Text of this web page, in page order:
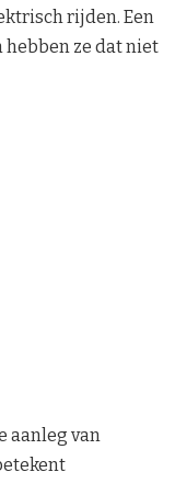
rijden. Een
hebben ze dat niet
aanleg van